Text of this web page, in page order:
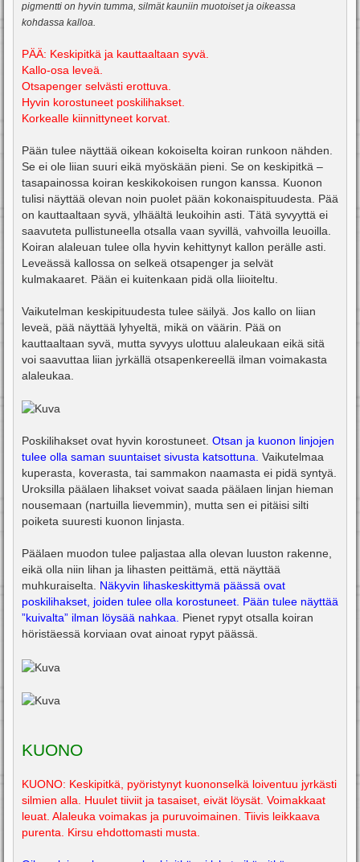
pigmentti on hyvin tumma, silmät kauniin muotoiset ja oikeassa
kohdassa kalloa.
PÄÄ: Keskipitkä ja kauttaaltaan syvä.
Kallo-osa leveä.
Otsapenger selvästi erottuva.
Hyvin korostuneet poskilihakset.
Korkealle kiinnittyneet korvat.
Pään tulee näyttää oikean kokoiselta koiran runkoon nähden.
Se ei ole liian suuri eikä myöskään pieni. Se on keskipitkä –
tasapainossa koiran keskikokoisen rungon kanssa. Kuonon
tulisi näyttää olevan noin puolet pään kokonaispituudesta. Pää
on kauttaaltaan syvä, ylhäältä leukoihin asti. Tätä syvyyttä ei
saavuteta pullistuneella otsalla vaan syvillä, vahvoilla leuoilla.
Koiran alaleuan tulee olla hyvin kehittynyt kallon perälle asti.
Leveässä kallossa on selkeä otsapenger ja selvät
kulmakaaret. Pään ei kuitenkaan pidä olla liioiteltu.
Vaikutelman keskipituudesta tulee säilyä. Jos kallo on liian
leveä, pää näyttää lyhyeltä, mikä on väärin. Pää on
kauttaaltaan syvä, mutta syvyys ulottuu alaleukaan eikä sitä
voi saavuttaa liian jyrkällä otsapenkereellä ilman voimakasta
alaleukaa.
Poskilihakset ovat hyvin korostuneet. Otsan ja kuonon linjojen
tulee olla saman suuntaiset sivusta katsottuna. Vaikutelmaa
kuperasta, koverasta, tai sammakon naamasta ei pidä syntyä.
Uroksilla päälaen lihakset voivat saada päälaen linjan hieman
nousemaan (nartuilla lievemmin), mutta sen ei pitäisi silti
poiketa suuresti kuonon linjasta.
Päälaen muodon tulee paljastaa alla olevan luuston rakenne,
eikä olla niin lihan ja lihasten peittämä, että näyttää
muhkuraiselta. Näkyvin lihaskeskittymä päässä ovat
poskilihakset, joiden tulee olla korostuneet. Pään tulee näyttää
”kuivalta” ilman löysää nahkaa. Pienet rypyt otsalla koiran
höristäessä korviaan ovat ainoat rypyt päässä.
KUONO
KUONO: Keskipitkä, pyöristynyt kuononselkä loiventuu jyrkästi
silmien alla. Huulet tiiviit ja tasaiset, eivät löysät. Voimakkaat
leuat. Alaleuka voimakas ja puruvoimainen. Tiivis leikkaava
purenta. Kirsu ehdottomasti musta.